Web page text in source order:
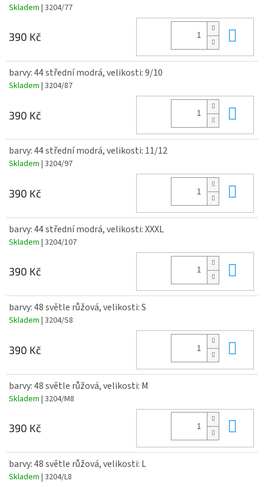
Skladem | 3204/77
390 Kč
barvy: 44 střední modrá, velikosti: 9/10
Skladem | 3204/87
390 Kč
barvy: 44 střední modrá, velikosti: 11/12
Skladem | 3204/97
390 Kč
barvy: 44 střední modrá, velikosti: XXXL
Skladem | 3204/107
390 Kč
barvy: 48 světle růžová, velikosti: S
Skladem | 3204/S8
390 Kč
barvy: 48 světle růžová, velikosti: M
Skladem | 3204/M8
390 Kč
barvy: 48 světle růžová, velikosti: L
Skladem | 3204/L8